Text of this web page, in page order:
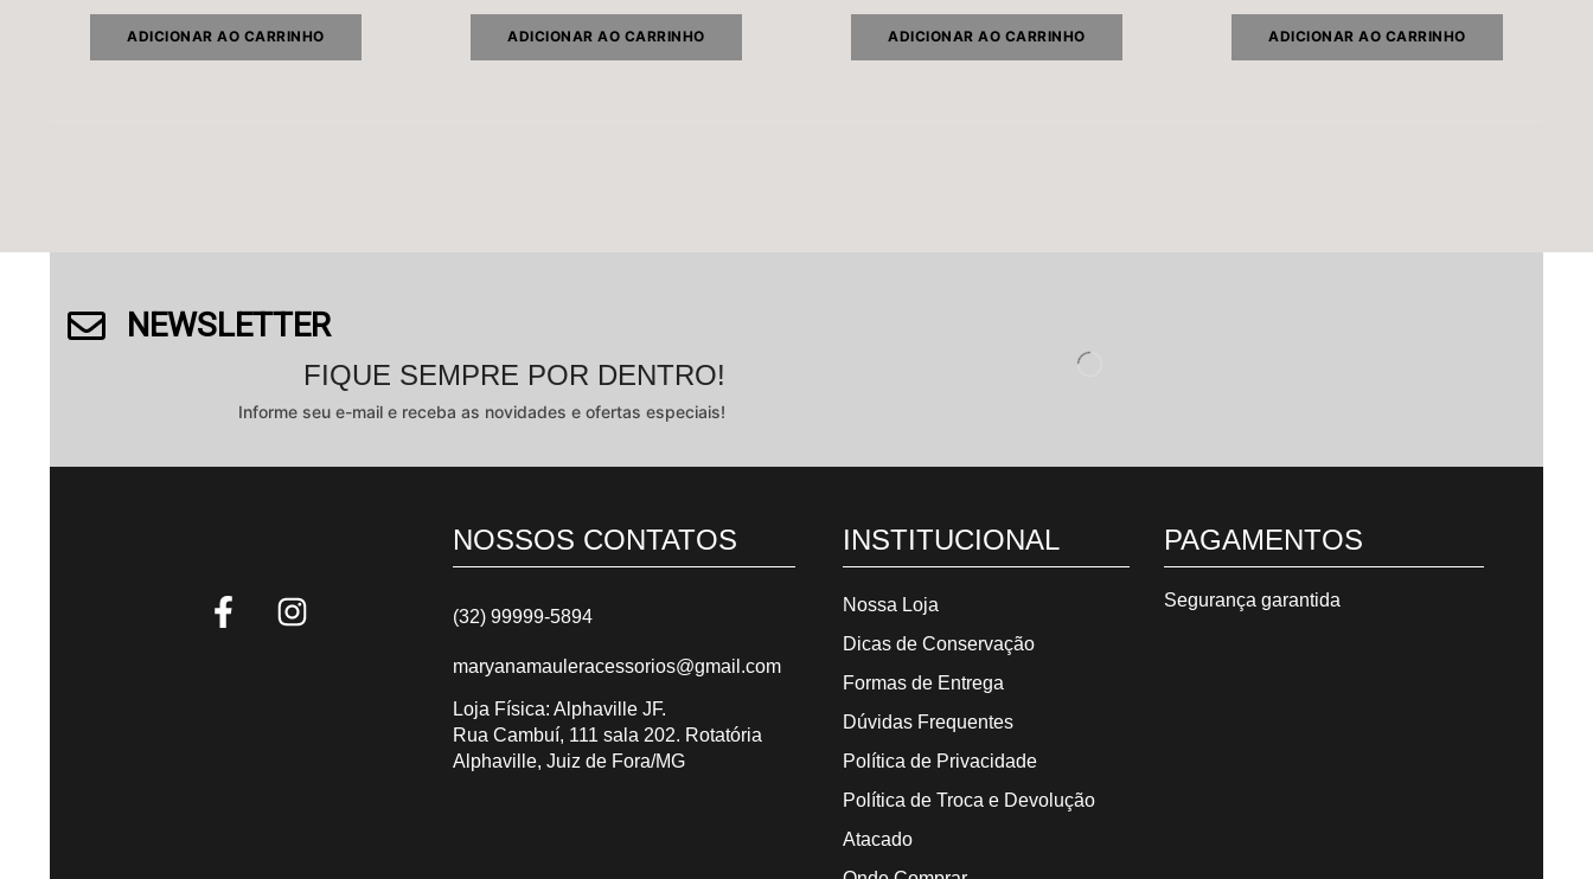
ADICIONAR AO CARRINHO ADICIONAR AO CARRINHO ADICIONAR AO CARRINHO ADICIONAR AO CARRINHO
NEWSLETTER
FIQUE SEMPRE POR DENTRO!
Informe seu e-mail e receba as novidades e ofertas especiais!
NOSSOS CONTATOS
(32) 99999-5894
maryanamauleracessorios@gmail.com
Loja Física: Alphaville JF.
Rua Cambuí, 111 sala 202. Rotatória
Alphaville, Juiz de Fora/MG
INSTITUCIONAL
Nossa Loja
Dicas de Conservação
Formas de Entrega
Dúvidas Frequentes
Política de Privacidade
Política de Troca e Devolução
Atacado
PAGAMENTOS
Segurança garantida